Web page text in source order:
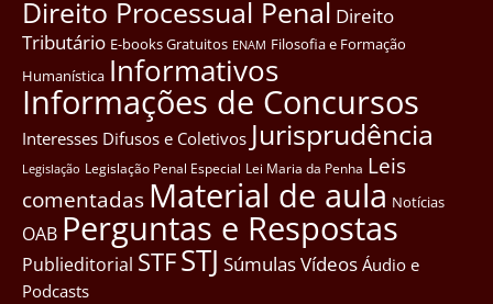
Direito Processual Penal Direito
Tributário E-books Gratuitos ENAM Filosofia e Formação
Humanística Informativos
Informações de Concursos
Interesses Difusos e Coletivos Jurisprudência
Legislação Legislação Penal Especial Lei Maria da Penha Leis
comentadas Material de aula Notícias
OAB Perguntas e Respostas
Publieditorial STFSTJ SúmulasVídeos Áudio e
Podcasts